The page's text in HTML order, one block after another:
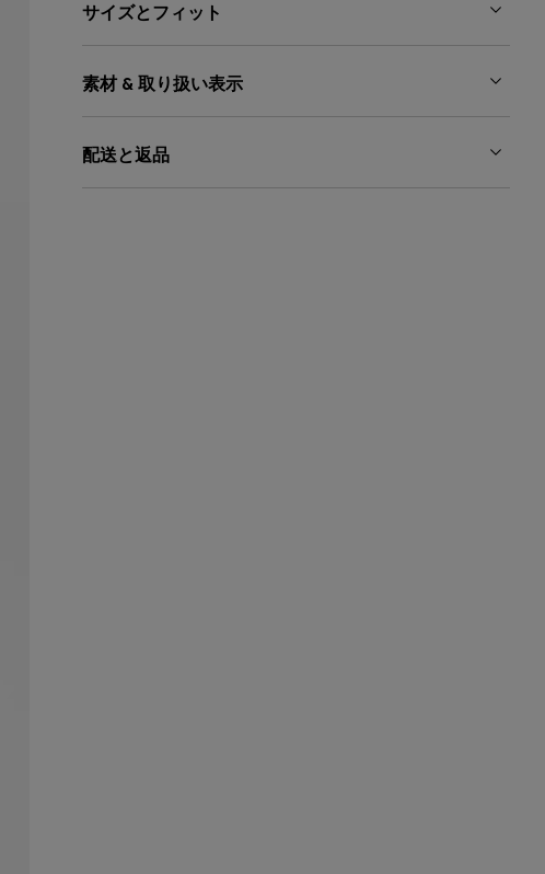
サイズとフィット
素材 & 取り扱い表示
配送と返品